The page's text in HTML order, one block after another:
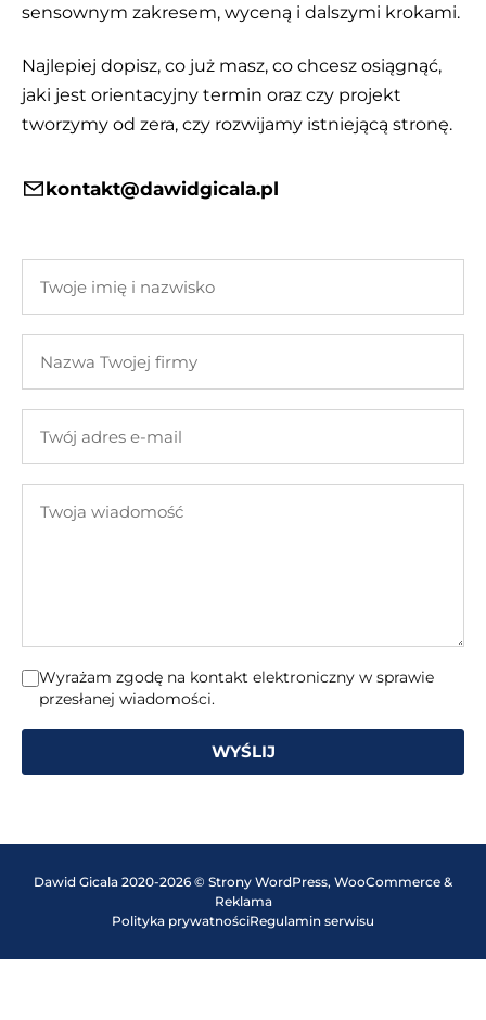
sensownym zakresem, wyceną i dalszymi krokami.
Najlepiej dopisz, co już masz, co chcesz osiągnąć,
jaki jest orientacyjny termin oraz czy projekt
tworzymy od zera, czy rozwijamy istniejącą stronę.
kontakt@dawidgicala.pl
imię
nazwisko
Twojej
adres
mail
wiadomość
Wyrażam zgodę na kontakt elektroniczny w sprawie
przesłanej wiadomości.
WYŚLIJ
Dawid Gicala 2020-2026 © Strony WordPress, WooCommerce &
Reklama
Polityka prywatnościRegulamin serwisu